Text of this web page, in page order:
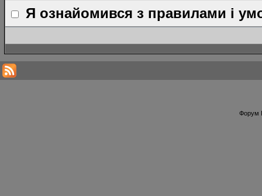
Я ознайомився з правилами і
Форум